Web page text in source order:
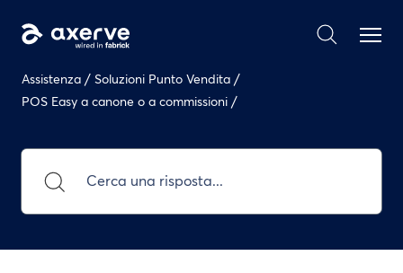
Assistenza / Soluzioni Punto Vendita /
POS Easy a canone o a commissioni /